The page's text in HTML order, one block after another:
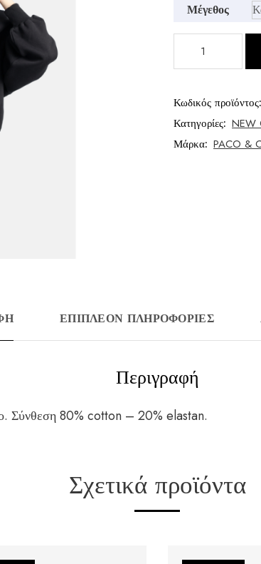
Μέγεθος
μπλούζα
Κωδικός προϊόντος:
Κατηγορίες: NEW
Μάρκα: PACO &
ΕΠΙΠΛΈΟΝ ΠΛΗΡΟΦΟΡΊΕΣ
Περιγραφή
Σύνθεση 80% cotton – 20% elastan.
Σχετικά προϊόντα